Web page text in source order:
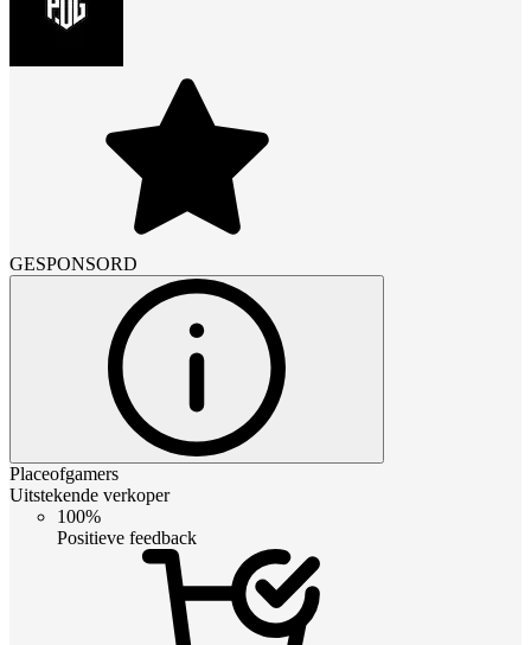
GESPONSORD
Placeofgamers
Uitstekende verkoper
100%
Positieve feedback